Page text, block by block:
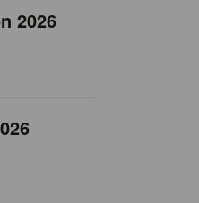
2026